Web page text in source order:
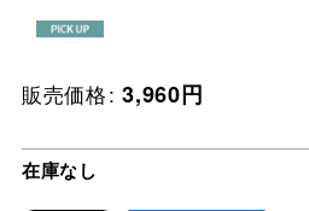
販売価格: 3,960円
在庫なし